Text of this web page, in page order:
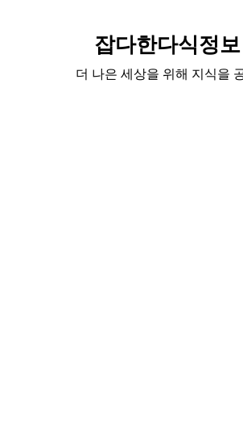
잡다한다식정보
더 나은 세상을 위해 지식을